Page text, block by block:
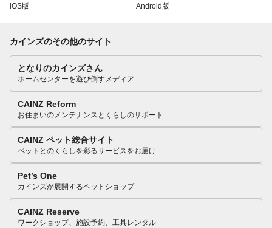
iOS版 Android版
カインズのその他のサイト
となりのカインズさん
ホームセンターを遊び倒すメディア
CAINZ Reform
お住まいのメンテナンスとくらしのサポート
CAINZ ペット総合サイト
ペットとのくらしを彩るサービスをお届け
Pet’s One
カインズが展開するペットショップ
CAINZ Reserve
ワークショップ、施設予約、工具レンタル